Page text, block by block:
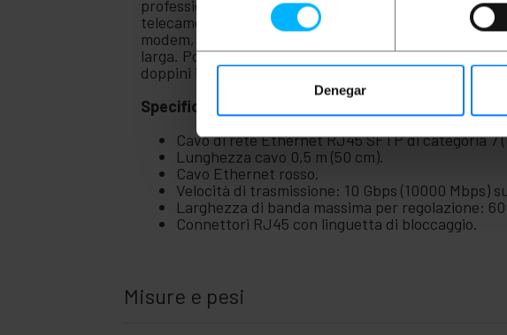
consentimiento
Denegar
+
professionale). Permette di interconnettere
telecamere di sicurezza, punti di accesso, server,
modem, dispositivi PoE (Power Over Ethernet), data
larga. Possono essere utilizzati anche per la
doppini intrecciati con l'obiettivo di ridurre il più
Specifiche
Cavo di rete Ethernet RJ45 SFTP di categoria 7
Lunghezza cavo 0,5 m (50 cm).
Cavo Ethernet rosso.
Velocità di trasmissione: 10 Gbps (10000 Mbps)
Larghezza di banda massima per regolazione:
Connettori RJ45 con linguetta di bloccaggio.
Misure e pesi